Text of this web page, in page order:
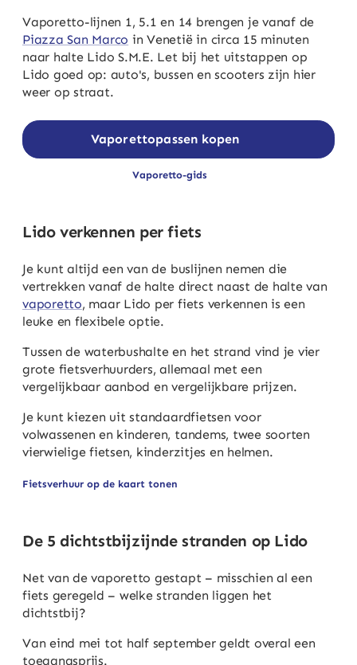
Vaporetto-lijnen 1, 5.1 en 14 brengen je vanaf de
Piazza San Marco in Venetië in circa 15 minuten
naar halte Lido S.M.E. Let bij het uitstappen op
Lido goed op: auto's, bussen en scooters zijn hier
weer op straat.
Vaporettopassen kopen
Vaporetto-gids
Lido verkennen per fiets
Je kunt altijd een van de buslijnen nemen die
vertrekken vanaf de halte direct naast de halte van
vaporetto, maar Lido per fiets verkennen is een
leuke en flexibele optie.
Tussen de waterbushalte en het strand vind je vier
grote fietsverhuurders, allemaal met een
vergelijkbaar aanbod en vergelijkbare prijzen.
Je kunt kiezen uit standaardfietsen voor
volwassenen en kinderen, tandems, twee soorten
vierwielige fietsen, kinderzitjes en helmen.
Fietsverhuur op de kaart tonen
De 5 dichtstbijzijnde stranden op Lido
Net van de vaporetto gestapt – misschien al een
fiets geregeld – welke stranden liggen het
dichtstbij?
Van eind mei tot half september geldt overal een
toegangsprijs.